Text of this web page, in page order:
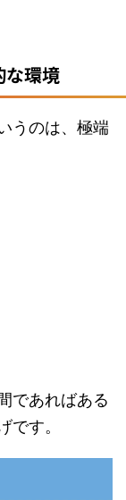
な環境
うのは、極端
であればある
です。